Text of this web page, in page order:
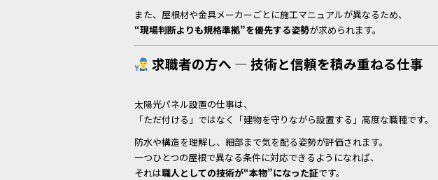
また、屋根材や金具メーカーごとに施工マニュアルが異なるため、
“現場判断よりも規格準拠”を優先する姿勢が求められます。
求職者の方へ ― 技術と信頼を積み重ねる仕事
太陽光パネル設置の仕事は、
「ただ付ける」ではなく「建物を守りながら設置する」高度な職種です。
防水や構造を理解し、細部まで気を配る姿勢が評価されます。
一つひとつの屋根で異なる条件に対応できるようになれば、
それは職人としての技術が“本物”になった証です。